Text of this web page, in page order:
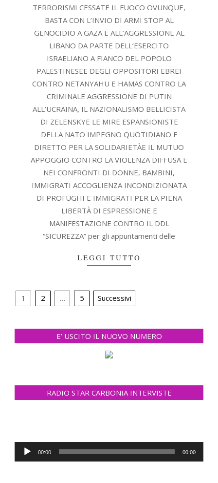
TERRORISMI CESSATE IL FUOCO OVUNQUE,
BASTA CON L’INVIO DI ARMI STOP AL
GENOCIDIO A GAZA E ALL’AGGRESSIONE AL
LIBANO DA PARTE DELL’ESERCITO
ISRAELIANO A FIANCO DEL POPOLO
PALESTINESEE DEGLI OPPOSITORI EBREI
CONTRO NETANYAHU E HAMAS CONTRO LA
CRIMINALE AGGRESSIONE DI PUTIN
ALL’UCRAINA, IL NAZIONALISMO BELLICISTA
DI ZELENSKYE LE MIRE ESPANSIONISTE
DELLA NATO IMPEGNO QUOTIDIANO E
DIRETTO PER LA SOLIDARIETÀE IL MUTUO
APPOGGIO CONTRO LA VIOLENZA DIFFUSA E
NEI CONFRONTI DI DONNE, BAMBINI,
IMMIGRATI ACCOGLIENZA INCONDIZIONATA
DI PROFUGHI E IMMIGRATI PER LA PIENA
LIBERTÀ DI ESPRESSIONE E
MANIFESTAZIONE CONTRO IL DDL
“SICUREZZA” per gli appuntamenti delle
LEGGI TUTTO
Navigazione
1 2 … 5 Successivi
E’ USCITO IL NUOVO NUMERO
RADIO STAR CARBONIA INTERVISTE
Audio
Player
00:00 00:00